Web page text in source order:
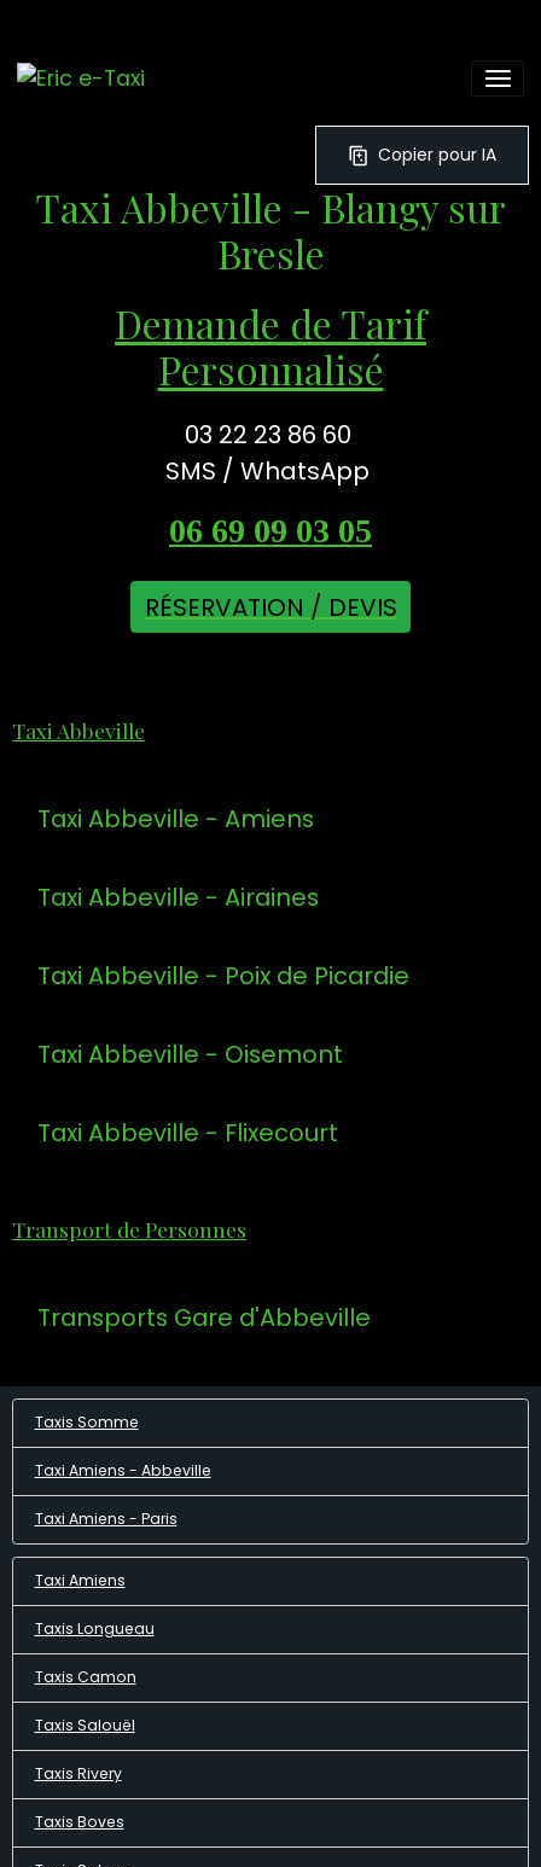
Copier pour IA
Taxi Abbeville - Blangy sur
Bresle
Demande de Tarif
Personnalisé
03 22 23 86 60
SMS / WhatsApp
06 69 09 03 05
RÉSERVATION / DEVIS
Taxi Abbeville
Taxi Abbeville - Amiens
Taxi Abbeville - Airaines
Taxi Abbeville - Poix de Picardie
Taxi Abbeville - Oisemont
Taxi Abbeville - Flixecourt
Transport de Personnes
Transports Gare d'Abbeville
Taxis Somme
Taxi Amiens - Abbeville
Taxi Amiens - Paris
Taxi Amiens
Taxis Longueau
Taxis Camon
Taxis Salouël
Taxis Rivery
Taxis Boves